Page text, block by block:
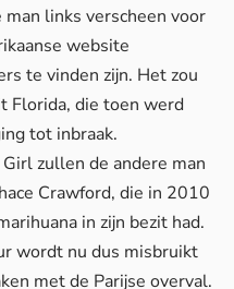
links verscheen voor
website
te vinden zijn. Het zou
Florida, die toen werd
tot inbraak.
zullen de andere man
Crawford, die in 2010
in zijn bezit had.
wordt nu dus misbruikt
met de Parijse overval.